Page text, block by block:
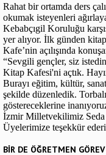
Rahat bir ortamda ders
okumak isteyenleri
Kebabçıgil Koruluğu
yer alıyor. İlk günden
Kafe’nin açılışında
“Sevgili gençler, siz
Kitap Kafesi'ni açtık.
Burayı eğitim, kültür,
şekilde düzenledik.
göstereceklerine
İzmir Milletvekilimiz Seda
Üyelerimize teşekkür
BİR DE ÖĞRETMEN